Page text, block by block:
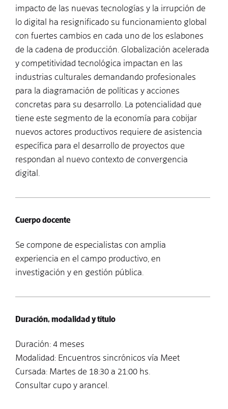
impacto de las nuevas tecnologías y la irrupción de
lo digital ha resignificado su funcionamiento global
con fuertes cambios en cada uno de los eslabones
de la cadena de producción. Globalización acelerada
y competitividad tecnológica impactan en las
industrias culturales demandando profesionales
para la diagramación de políticas y acciones
concretas para su desarrollo. La potencialidad que
tiene este segmento de la economía para cobijar
nuevos actores productivos requiere de asistencia
específica para el desarrollo de proyectos que
respondan al nuevo contexto de convergencia
digital.
Cuerpo docente
Se compone de especialistas con amplia
experiencia en el campo productivo, en
investigación y en gestión pública.
Duración, modalidad y título
Duración: 4 meses
Modalidad: Encuentros sincrónicos vía Meet
Cursada: Martes de 18:30 a 21:00 hs.
Consultar cupo y arancel.